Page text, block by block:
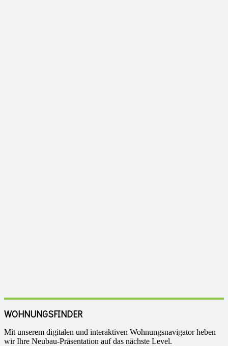
WOHNUNGSFINDER
Mit unserem digitalen und interaktiven Wohnungsnavigator heben
wir Ihre Neubau-Präsentation auf das nächste Level.